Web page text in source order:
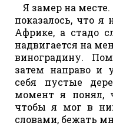
Я замер на
показалось, что
Африке, а стадо
надвигается на
виноградину.
затем направо и
себя пустые
момент я понял,
чтобы я мог в
словами, бежать